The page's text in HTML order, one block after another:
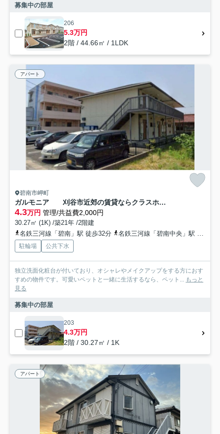
募集中の部屋
206
5.3万円
2階 / 44.66㎡ / 1LDK
アパート
碧南市岬町
ガルモニア 刈谷市近郊の賃貸ならクラスホーム刈谷店
4.3万円 管理/共益費2,000円
30.27㎡ (1K) /築21年 /2階建
名鉄三河線「碧南」駅 徒歩32分
名鉄三河線「碧南中央」駅 徒歩52分
駐輪場 公共下水
独立洗面化粧台が付いており、オシャレやメイクアップをする方におす
すめの物件です。可愛いペットと一緒に生活するなら、ペット... もっと
見る
募集中の部屋
203
4.3万円
2階 / 30.27㎡ / 1K
アパート